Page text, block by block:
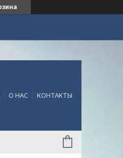
О НАС КОНТАКТЫ